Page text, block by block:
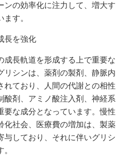
ンの効率化に注力して、増大す
す。
長を強化
成長軌道を形成する上で重要な
リシンは、薬剤の製剤、静脈内
れており、人間の代謝との相性
酸剤、アミノ酸注入剤、神経系
要な成分となっています。慢性
化社会、医療費の増加は、製薬
与しており、それに伴いグリシ